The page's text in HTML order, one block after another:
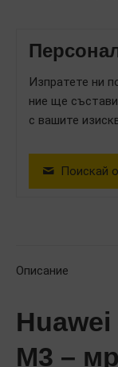
Изпратете ни
ние ще
с вашите
Поискай
Описание
Huawei
M3 –